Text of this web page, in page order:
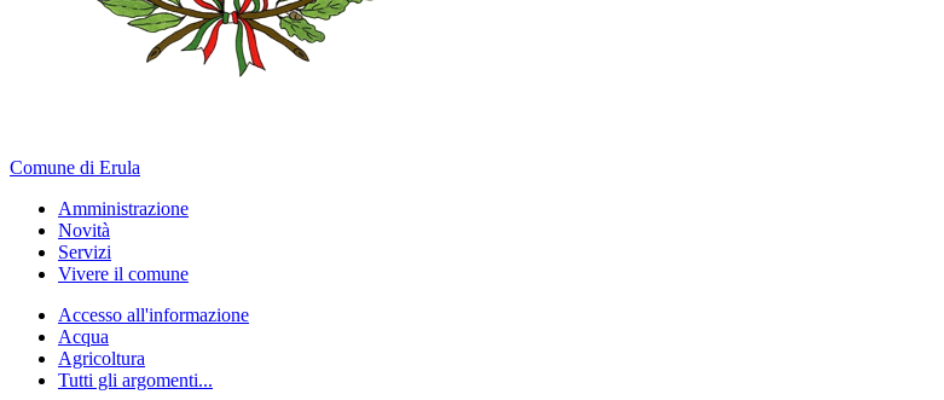
Comune di Erula
Amministrazione
Novità
Servizi
Vivere il comune
Accesso all'informazione
Acqua
Agricoltura
Tutti gli argomenti...